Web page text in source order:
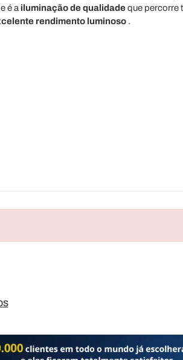
é a iluminação de qualidadeque percorre
rendimento luminoso.